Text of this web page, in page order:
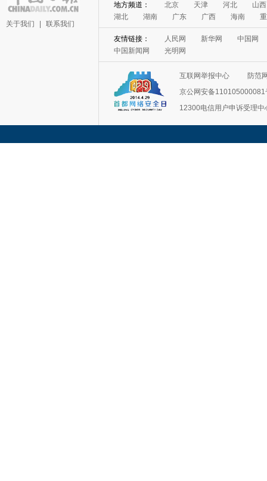
关于我们 联系我们
地方频道： 北京 天津 河北
山西
湖北
湖南 广东 广西 海南
友情链接： 人民网 新华网
中国网
中国新闻网
光明网
互联网举报中心
防范
京公网安备110105000081
12300电信用户申诉受理中